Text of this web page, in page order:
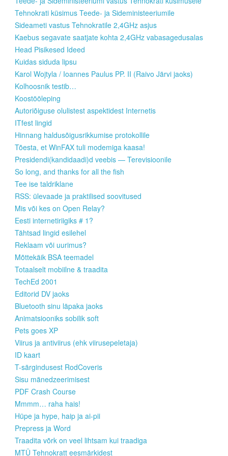
Tehnokrati küsimus Teede- ja Sideministeeriumile
Sideameti vastus Tehnokratile 2,4GHz asjus
Kaebus segavate saatjate kohta 2,4GHz vabasagedusalas
Head Pisikesed Ideed
Kuidas siduda lipsu
Karol Wojtyla / Ioannes Paulus PP. II (Raivo Järvi jaoks)
Kolhoosnik testib…
Koostööleping
Autoriõiguse olulistest aspektidest Internetis
ITfest lingid
Hinnang haldusõigusrikkumise protokollile
Tõesta, et WinFAX tuli modemiga kaasa!
Presidendi(kandidaadi)d veebis — Terevisioonile
So long, and thanks for all the fish
Tee ise taldriklane
RSS: ülevaade ja praktilised soovitused
Mis või kes on Open Relay?
Eesti internetiriigiks # 1?
Tähtsad lingid esilehel
Reklaam või uurimus?
Mõttekäik BSA teemadel
Totaalselt mobiilne & traadita
TechEd 2001
Editorid DV jaoks
Bluetooth sinu läpaka jaoks
Animatsiooniks sobilik soft
Pets goes XP
Viirus ja antiviirus (ehk viirusepeletaja)
ID kaart
T-särgindusest RodCoveris
Sisu mänedzeerimisest
PDF Crash Course
Mmmm… raha hais!
Hüpe ja hype, haip ja ai-pii
Prepress ja Word
Traadita võrk on veel lihtsam kui traadiga
MTÜ Tehnokratt eesmärkidest